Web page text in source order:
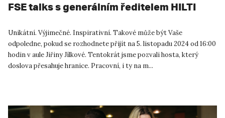
FSE talks s generálním ředitelem HILTI
Unikátní. Výjimečné. Inspirativní. Takové může být Vaše
odpoledne, pokud se rozhodnete přijít na 5. listopadu 2024 od 16:00
hodin v aule Jiřiny Jílkové. Tentokrát jsme pozvali hosta, který
doslova přesahuje hranice. Pracovní, i ty na m...